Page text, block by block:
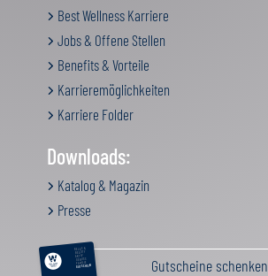
Best Wellness Karriere
Jobs & Offene Stellen
Benefits & Vorteile
Karrieremöglichkeiten
Karriere Folder
Downloads:
Katalog & Magazin
Presse
RELAX &
BEAUTY
AKTIV
GENUSS
FAMILIE
GUTSCHEIN Gutscheine schenken